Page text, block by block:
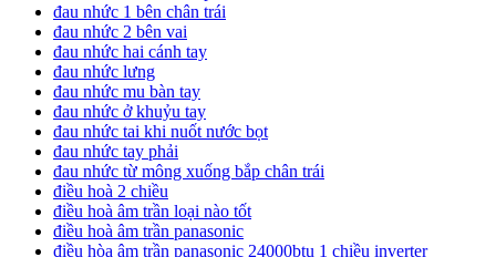
đau nhức 1 bên chân trái
đau nhức 2 bên vai
đau nhức hai cánh tay
đau nhức lưng
đau nhức mu bàn tay
đau nhức ở khuỷu tay
đau nhức tai khi nuốt nước bọt
đau nhức tay phải
đau nhức từ mông xuống bắp chân trái
điều hoà 2 chiều
điều hoà âm trần loại nào tốt
điều hoà âm trần panasonic
điều hòa âm trần panasonic 24000btu 1 chiều inverter